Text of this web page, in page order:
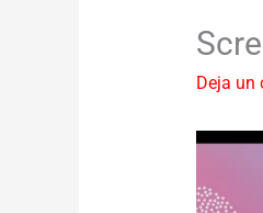
Deja un